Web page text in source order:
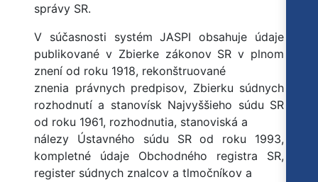
správy SR.
V súčasnosti systém JASPI obsahuje údaje
publikované v Zbierke zákonov SR v plnom
znení od roku 1918, rekonštruované
znenia právnych predpisov, Zbierku súdnych
rozhodnutí a stanovísk Najvyššieho súdu SR
od roku 1961, rozhodnutia, stanoviská a
nálezy Ústavného súdu SR od roku 1993,
kompletné údaje Obchodného registra SR,
register súdnych znalcov a tlmočníkov a